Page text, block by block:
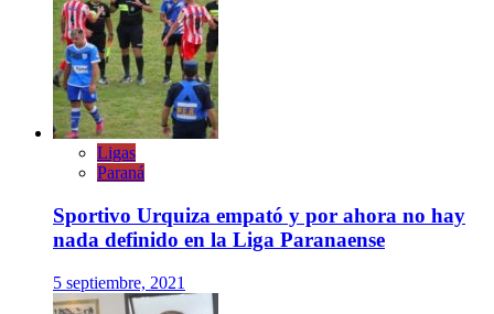
Ligas
Paraná
Sportivo Urquiza empató y por ahora no hay
nada definido en la Liga Paranaense
5 septiembre, 2021